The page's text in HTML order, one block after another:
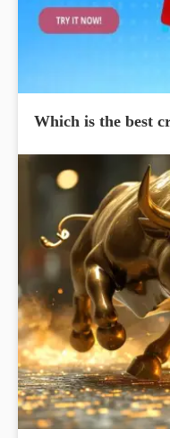
Which is the best